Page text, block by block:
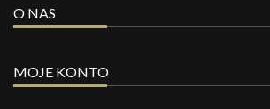
O NAS
MOJE KONTO